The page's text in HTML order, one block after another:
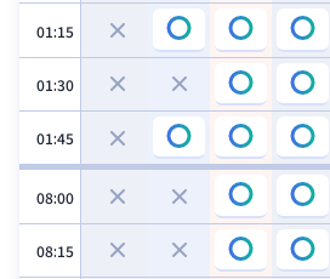
01:15
01:30
01:45
08:00
08:15